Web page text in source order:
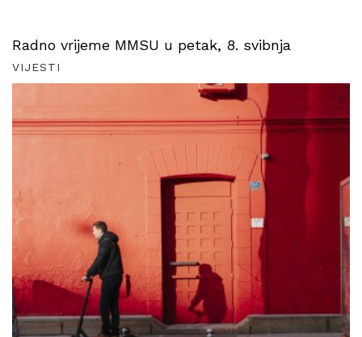
Radno vrijeme MMSU u petak, 8. svibnja
VIJESTI